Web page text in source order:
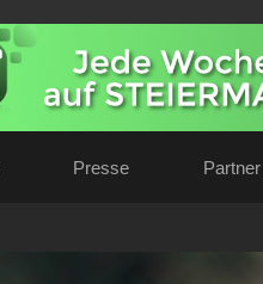
Presse Partner